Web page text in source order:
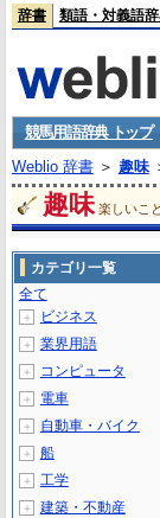
辞書 類語・対義語
競馬用語辞典 トップ
Weblio 辞書＞ 趣味
趣味 楽しいこ
カテゴリ一覧
全て
＋ ビジネス
＋ 業界用語
＋ コンピュータ
＋ 電車
＋ 自動車・バイク
＋ 船
＋ 工学
＋ 建築・不動産